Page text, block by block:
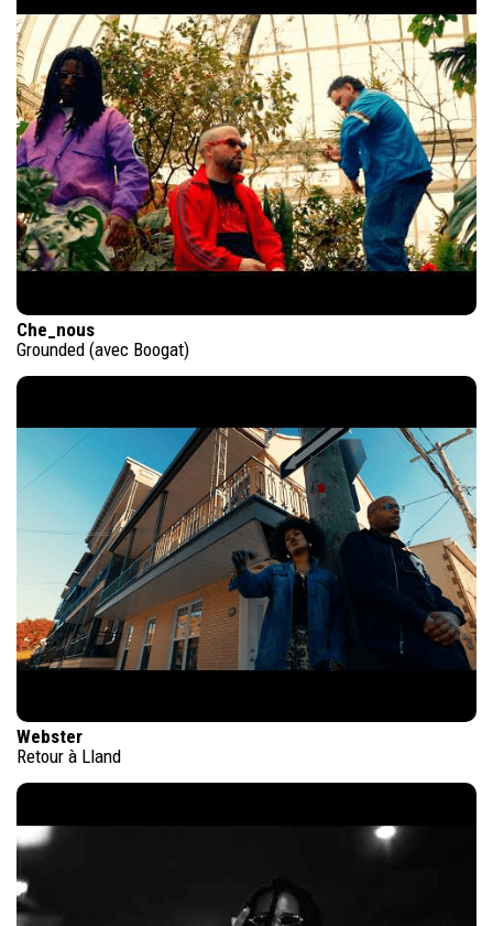
Che_nous
Grounded (avec Boogat)
Webster
Retour à Lland